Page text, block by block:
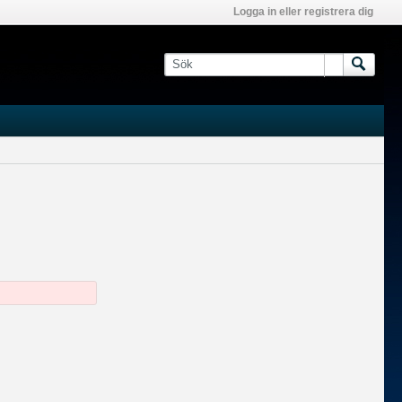
Logga in eller registrera dig